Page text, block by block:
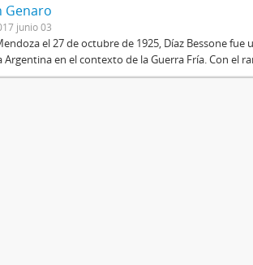
Genaro
junio 03
el 27 de octubre de 1925, Díaz Bessone
en el contexto de la Guerra Fría. Con el